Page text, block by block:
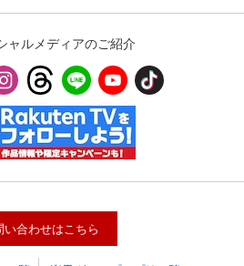
基本情報、本人連絡先、パスワード 、クレ
決済方法の変更が可能です。
ャルメディアのご紹介
い合わせはこちら